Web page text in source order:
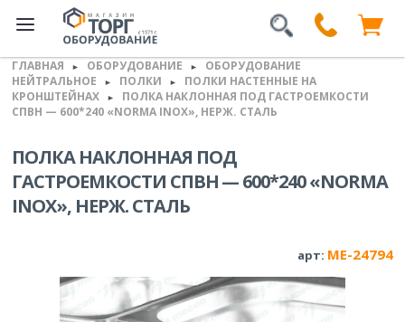
ГЛАВНАЯ ► ОБОРУДОВАНИЕ ►
ОБОРУДОВАНИЕ
НЕЙТРАЛЬНОЕ
► ПОЛКИ ►
ПОЛКИ НАСТЕННЫЕ НА
КРОНШТЕЙНАХ
►
ПОЛКА НАКЛОННАЯ ПОД ГАСТРОЕМКОСТИ
СПВН — 600*240 «NORMA INOX», НЕРЖ. СТАЛЬ
ПОЛКА НАКЛОННАЯ ПОД
ГАСТРОЕМКОСТИ СПВН — 600*240 «NORMA
INOX», НЕРЖ. СТАЛЬ
арт: ME-24794